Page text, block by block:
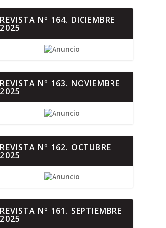
REVISTA Nº 164. DICIEMBRE
2025
REVISTA Nº 163. NOVIEMBRE
2025
REVISTA Nº 162. OCTUBRE
2025
REVISTA Nº 161. SEPTIEMBRE
2025